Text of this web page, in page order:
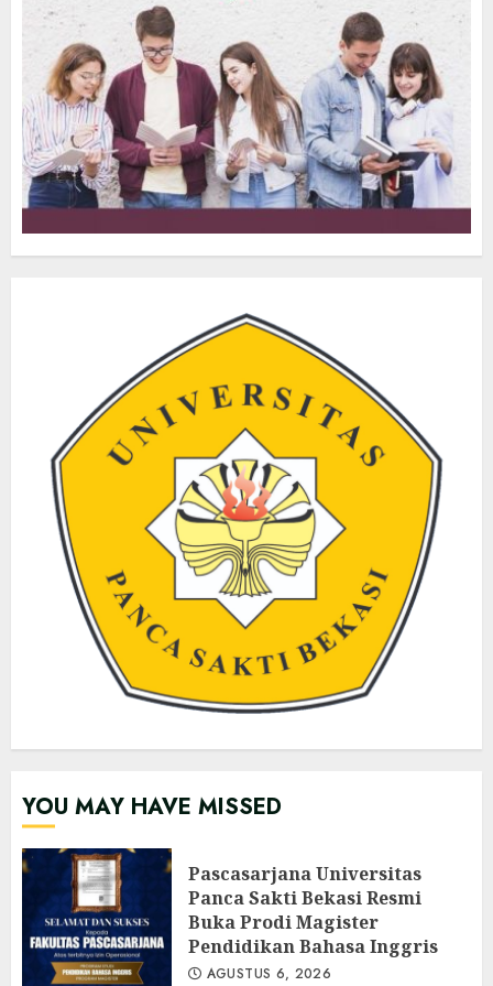
YOU MAY HAVE MISSED
Pascasarjana Universitas
Panca Sakti Bekasi Resmi
Buka Prodi Magister
Pendidikan Bahasa Inggris
AGUSTUS 6, 2026